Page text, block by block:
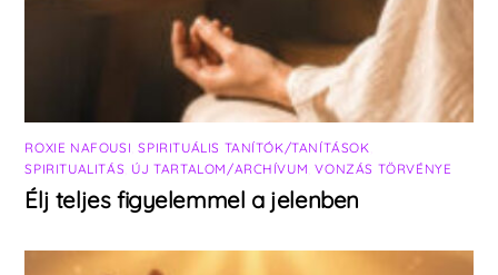
ROXIE NAFOUSI ,SPIRITUÁLIS TANÍTÓK/TANÍTÁSOK
SPIRITUALITÁS ÚJ TARTALOM/ARCHÍVUM ,VONZÁS TÖRVÉNYE
Élj teljes figyelemmel a jelenben